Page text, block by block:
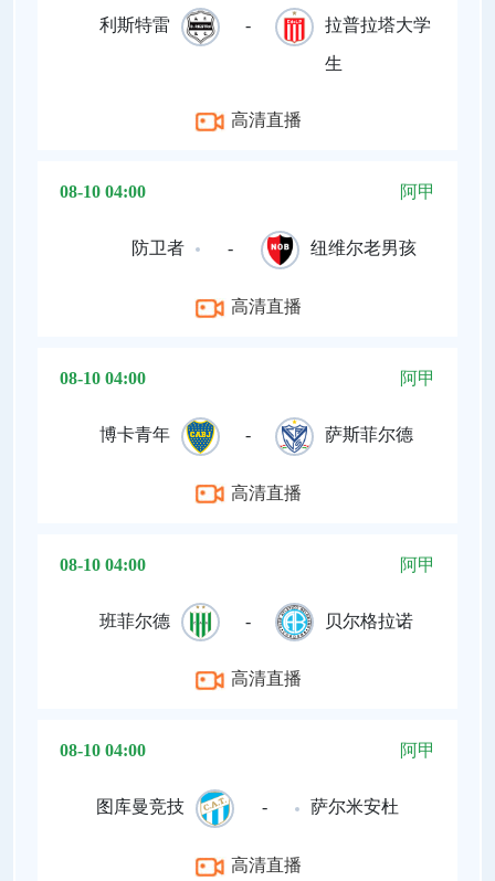
利斯特雷 - 拉普拉塔大学
生
高清直播
08-10 04:00 阿甲
防卫者 - 纽维尔老男孩
高清直播
08-10 04:00 阿甲
博卡青年 - 萨斯菲尔德
高清直播
08-10 04:00 阿甲
班菲尔德 - 贝尔格拉诺
高清直播
08-10 04:00 阿甲
图库曼竞技 - 萨尔米安杜
高清直播